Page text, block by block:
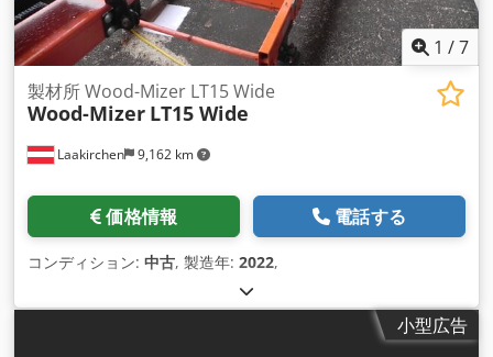
1 /7
Laakirchen 9,162 km
製材所 Wood-Mizer LT15 Wide
Wood-Mizer LT15 Wide
価格情報 電話する
コンディション: 中古, 製造年: 2022,
小型広告